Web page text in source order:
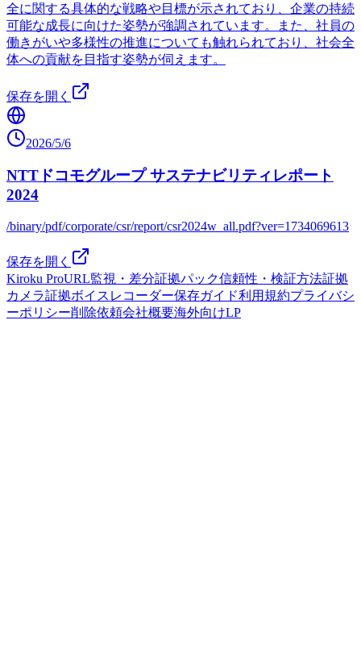
全に関する具体的な戦略や目標が示されており、企業の持続
可能な成長に向けた姿勢が強調されています。また、社員の
働きがいや多様性の推進についても触れられており、社会全
体への貢献を目指す姿勢が伺えます。
保存を開く
2026/5/6
NTTドコモグループ サステナビリティレポート
2024
/binary/pdf/corporate/csr/report/csr2024w_all.pdf?ver=1734069613
保存を開く
Kiroku ProURL監視・差分証拠パック信頼性・検証方法証拠
カメラ証拠ボイスレコーダー保存ガイド利用規約プライバシ
ーポリシー削除依頼会社概要海外向けLP